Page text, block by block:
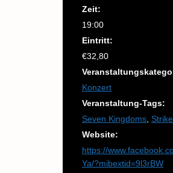
Zeit:
19:00
Eintritt:
€32,80
Konzert
Veranstaltung-Tags:
Seven Kingdoms
Website:
https://
Ya/?mibextid=9l3rBW